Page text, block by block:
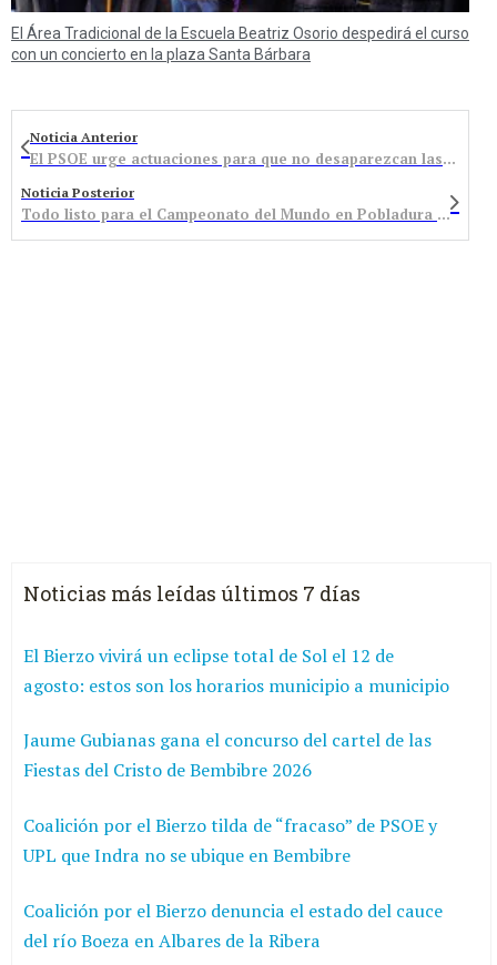
El Área Tradicional de la Escuela Beatriz Osorio despedirá el curso
con un concierto en la plaza Santa Bárbara
Noticia Anterior
El PSOE urge actuaciones para que no desaparezcan las escuelas de Folgoso y Boeza
Noticia Posterior
Todo listo para el Campeonato del Mundo en Pobladura de las Regueras
Noticias más leídas últimos 7 días
El Bierzo vivirá un eclipse total de Sol el 12 de
agosto: estos son los horarios municipio a municipio
Jaume Gubianas gana el concurso del cartel de las
Fiestas del Cristo de Bembibre 2026
Coalición por el Bierzo tilda de “fracaso” de PSOE y
UPL que Indra no se ubique en Bembibre
Coalición por el Bierzo denuncia el estado del cauce
del río Boeza en Albares de la Ribera